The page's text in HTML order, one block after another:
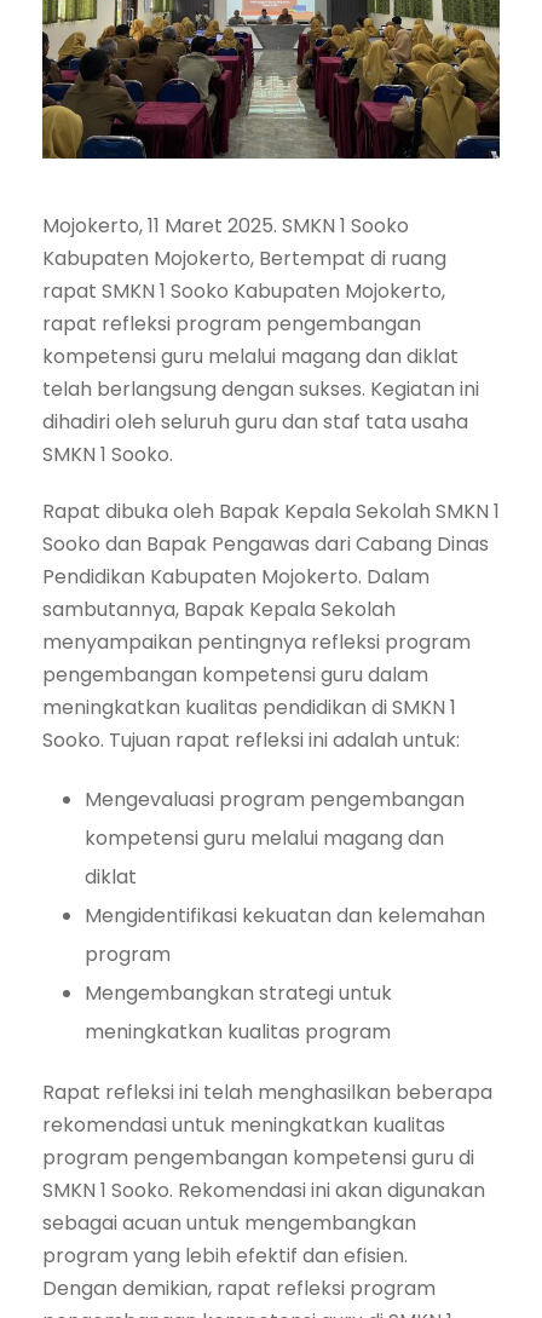
Mojokerto, 11 Maret 2025. SMKN 1 Sooko
Kabupaten Mojokerto, Bertempat di ruang
rapat SMKN 1 Sooko Kabupaten Mojokerto,
rapat refleksi program pengembangan
kompetensi guru melalui magang dan diklat
telah berlangsung dengan sukses. Kegiatan ini
dihadiri oleh seluruh guru dan staf tata usaha
SMKN 1 Sooko.
Rapat dibuka oleh Bapak Kepala Sekolah SMKN 1
Sooko dan Bapak Pengawas dari Cabang Dinas
Pendidikan Kabupaten Mojokerto. Dalam
sambutannya, Bapak Kepala Sekolah
menyampaikan pentingnya refleksi program
pengembangan kompetensi guru dalam
meningkatkan kualitas pendidikan di SMKN 1
Sooko. Tujuan rapat refleksi ini adalah untuk:
Mengevaluasi program pengembangan
kompetensi guru melalui magang dan
diklat
Mengidentifikasi kekuatan dan kelemahan
program
Mengembangkan strategi untuk
meningkatkan kualitas program
Rapat refleksi ini telah menghasilkan beberapa
rekomendasi untuk meningkatkan kualitas
program pengembangan kompetensi guru di
SMKN 1 Sooko. Rekomendasi ini akan digunakan
sebagai acuan untuk mengembangkan
program yang lebih efektif dan efisien.
Dengan demikian, rapat refleksi program